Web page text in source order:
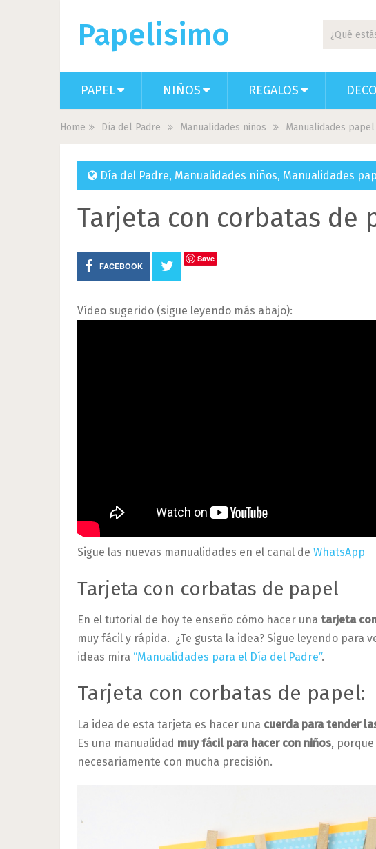
Papelisimo
PAPEL NIÑOS REGALOS
Home Día del Padre Manualidades niños Manualidades papel
Día del Padre, Manualidades niños, Manualidades
Tarjeta con corbatas de
FACEBOOK
Save
Vídeo sugerido (sigue leyendo más abajo):
Sigue las nuevas manualidades en el canal de WhatsApp
Tarjeta con corbatas de papel
En el tutorial de hoy te enseño cómo hacer una tarjeta
muy fácil y rápida. ¿Te gusta la idea? Sigue leyendo para
ideas mira “Manualidades para el Día del Padre”.
Tarjeta con corbatas de papel:
La idea de esta tarjeta es hacer una cuerda para tender
Es una manualidad muy fácil para hacer con niños,
necesariamente con mucha precisión.